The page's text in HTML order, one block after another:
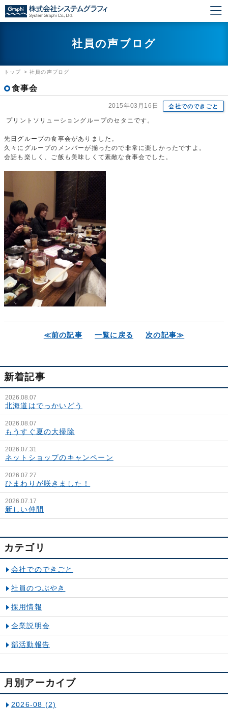
社員の声ブログ
トップ >社員の声ブログ
食事会
2015年03月16日 会社でのできごと
プリントソリューショングループのセタニです。
先日グループの食事会がありました。
久々にグループのメンバーが揃ったので非常に楽しかったですよ。
会話も楽しく、ご飯も美味しくて素敵な食事会でした。
≪前の記事 一覧に戻る 次の記事≫
新着記事
2026.08.07
北海道はでっかいどう
2026.08.07
もうすぐ夏の大掃除
2026.07.31
ネットショップのキャンペーン
2026.07.27
ひまわりが咲きました！
2026.07.17
新しい仲間
カテゴリ
会社でのできごと
社員のつぶやき
採用情報
企業説明会
部活動報告
月別アーカイブ
2026-08 (2)